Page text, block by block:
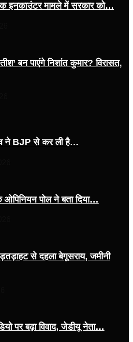
इनकाउंटर मामले में सरकार को…
बन पाएंगे निशांत कुमार? विरासत,
ने BJP से कर ली है…
पोल ने बता दिया…
से दहला बेगूसराय, जमीनी
पर बढ़ा विवाद, जेडीयू नेता…